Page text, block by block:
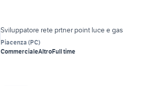
Sviluppatore rete prtner point luce e gas
Piacenza (PC)
CommercialeAltroFull time